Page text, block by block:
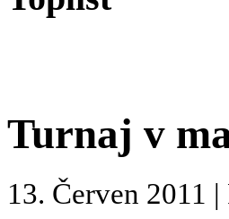
Turnaj v
13. Červen 2011